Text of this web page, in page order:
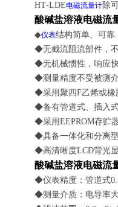
HT-LDE电磁流量计除
酸碱盐溶液电磁流
◆仪表结构简单、可靠
◆无截流阻流部件，
◆无机械惯性，响应
◆测量精度不受被测
◆采用聚四F乙烯或橡
◆备有管道式、插入
◆采用EEPROM存贮
◆具备一体化和分离型
◆高清晰度LCD背光显
酸碱盐溶液电磁流
◆仪表精度：管道式
◆测量介质：电导率大